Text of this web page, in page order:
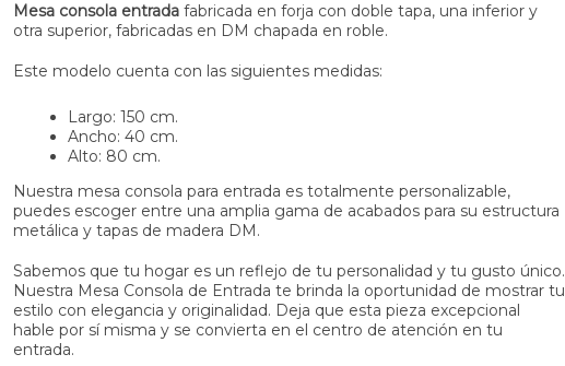
Mesa consola entradafabricada en forja con doble tapa, una inferior y
otra superior, fabricadas en DM chapada en roble.
Este modelo cuenta con las siguientes medidas:
Largo: 150 cm.
Ancho: 40 cm.
Alto: 80 cm.
Nuestra mesa consola para entrada es totalmente personalizable,
puedes escoger entre una amplia gama de acabados para su estructura
metálica y tapas de madera DM.
Sabemos que tu hogar es un reflejo de tu personalidad y tu gusto único.
Nuestra Mesa Consola de Entrada te brinda la oportunidad de mostrar tu
estilo con elegancia y originalidad. Deja que esta pieza excepcional
hable por sí misma y se convierta en el centro de atención en tu
entrada.